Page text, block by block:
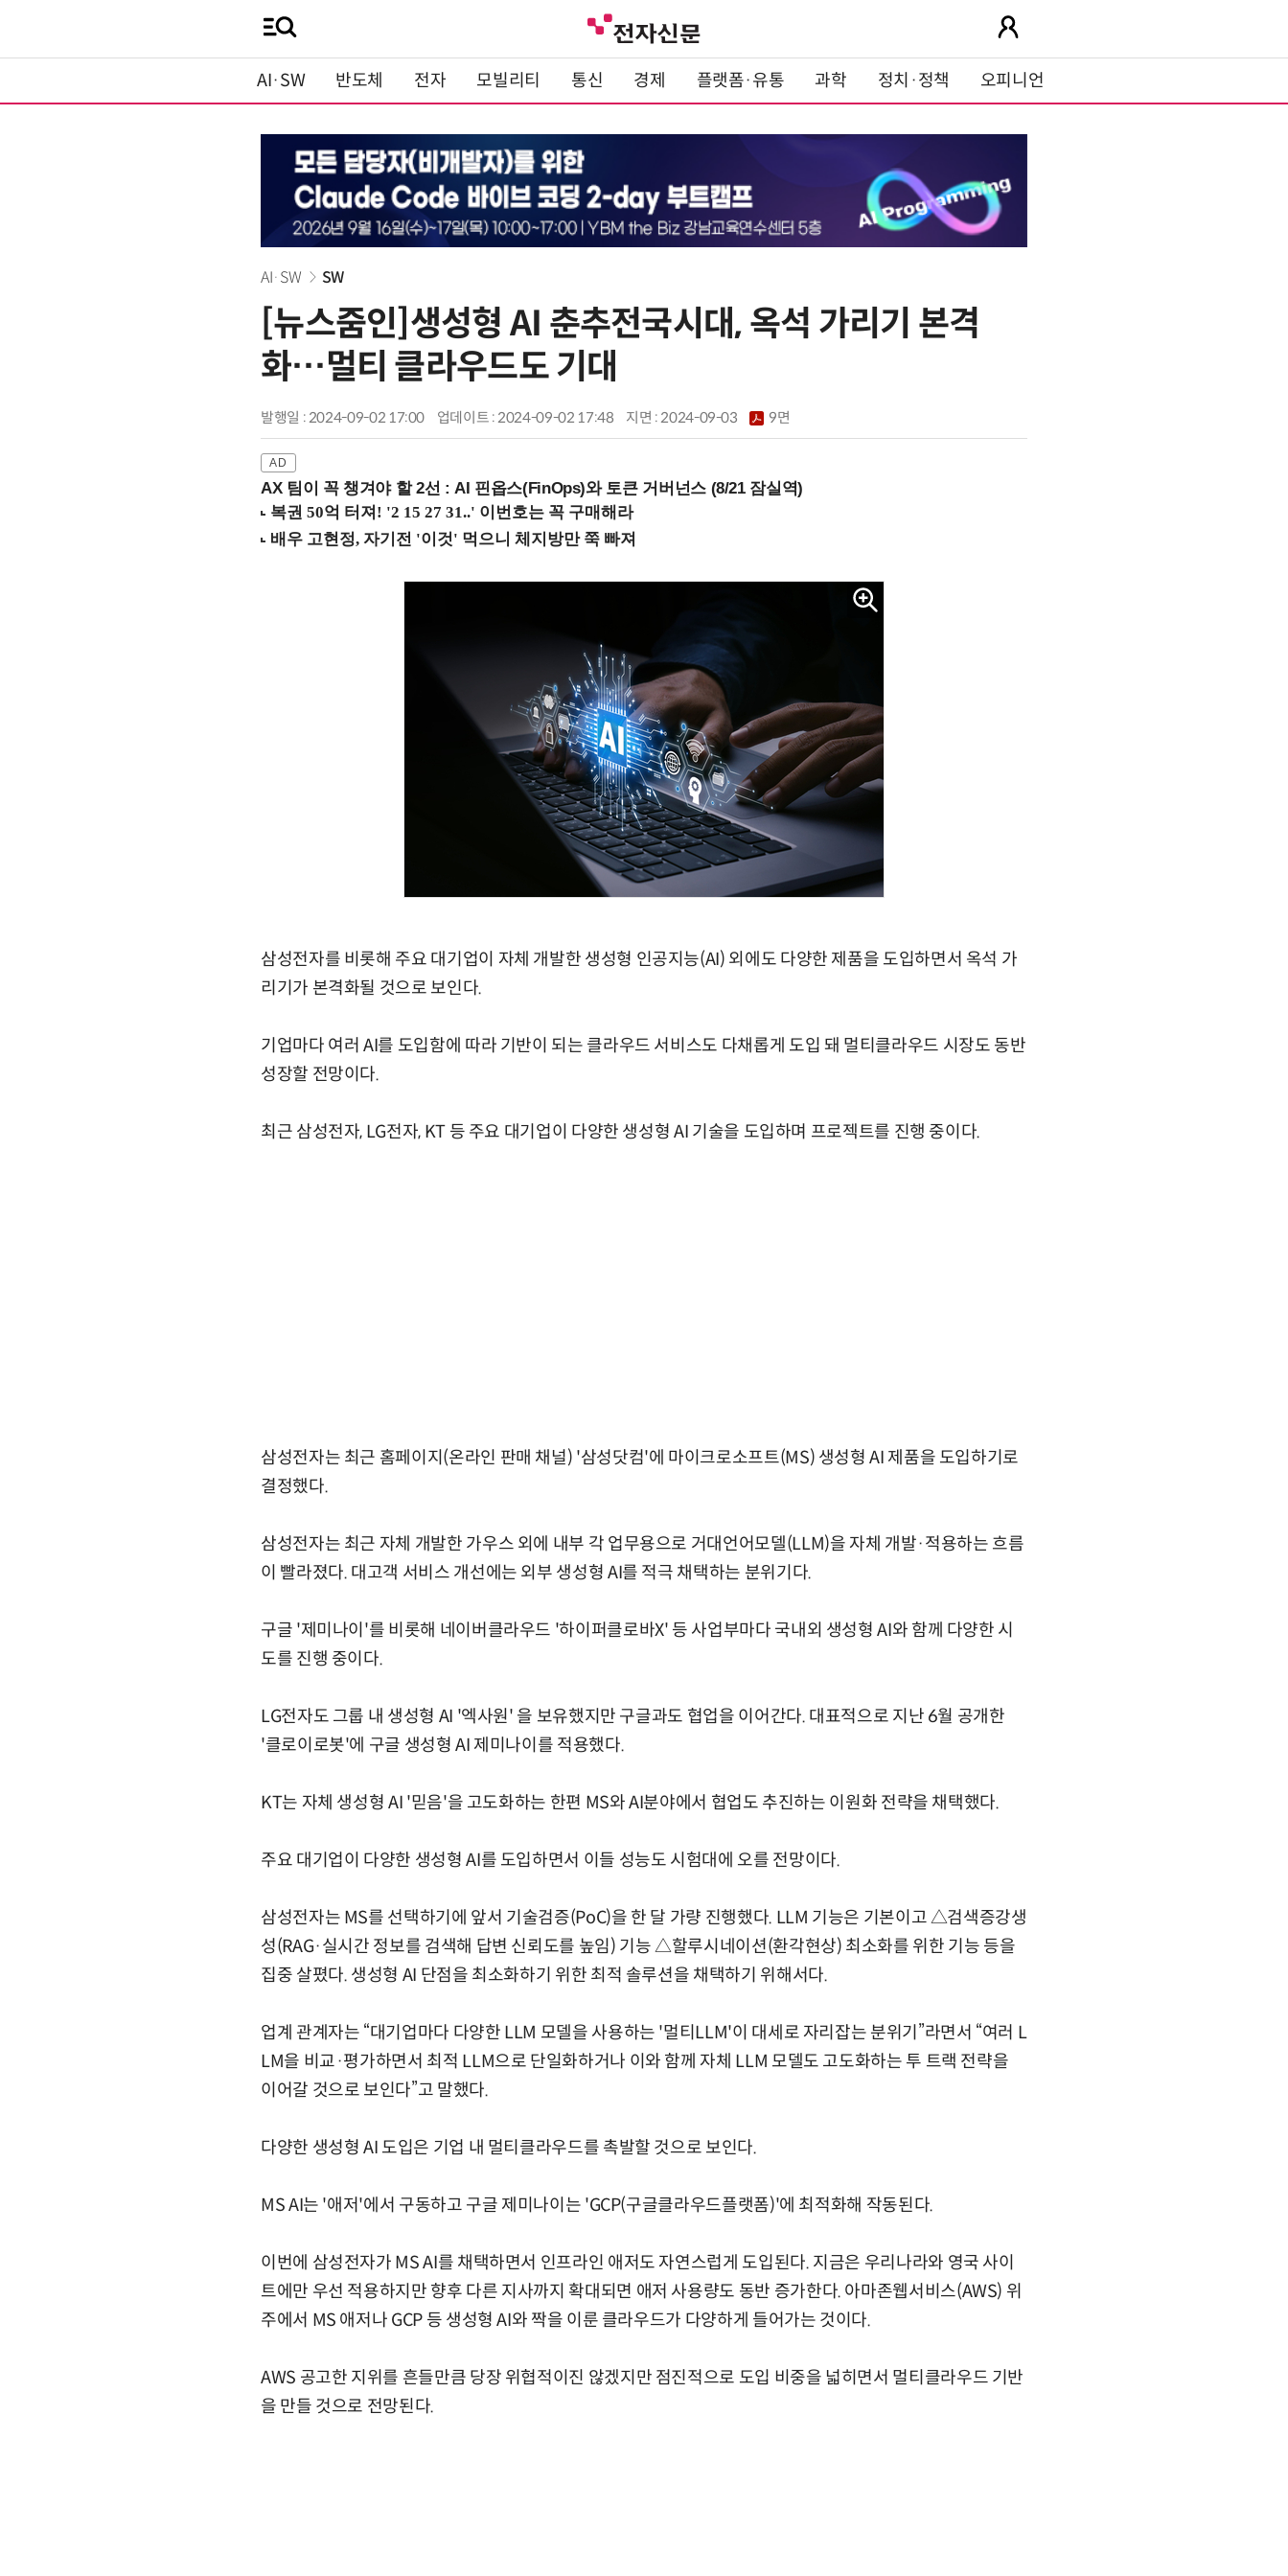
AI·SW 반도체 전자 모빌리티 통신 경제 플랫폼·유통 과학 정치·정책 오피니언
AI·SW SW
[뉴스줌인]생성형 AI 춘추전국시대, 옥석 가리기 본격
화…멀티 클라우드도 기대
발행일 : 2024-09-02 17:00 업데이트 : 2024-09-02 17:48 지면 :2024-09-03 9면
AX 팀이 꼭 챙겨야 할 2선 : AI 핀옵스(FinOps)와 토큰 거버넌스 (8/21 잠실역)
삼성전자를 비롯해 주요 대기업이 자체 개발한 생성형 인공지능(AI) 외에도 다양한 제품을 도입하면서 옥석 가
리기가 본격화될 것으로 보인다.
기업마다 여러 AI를 도입함에 따라 기반이 되는 클라우드 서비스도 다채롭게 도입 돼 멀티클라우드 시장도 동반
성장할 전망이다.
최근 삼성전자, LG전자, KT 등 주요 대기업이 다양한 생성형 AI 기술을 도입하며 프로젝트를 진행 중이다.
삼성전자는 최근 홈페이지(온라인 판매 채널) '삼성닷컴'에 마이크로소프트(MS) 생성형 AI 제품을 도입하기로
결정했다.
삼성전자는 최근 자체 개발한 가우스 외에 내부 각 업무용으로 거대언어모델(LLM)을 자체 개발·적용하는 흐름
이 빨라졌다. 대고객 서비스 개선에는 외부 생성형 AI를 적극 채택하는 분위기다.
구글 '제미나이'를 비롯해 네이버클라우드 '하이퍼클로바X' 등 사업부마다 국내외 생성형 AI와 함께 다양한 시
도를 진행 중이다.
LG전자도 그룹 내 생성형 AI '엑사원' 을 보유했지만 구글과도 협업을 이어간다. 대표적으로 지난 6월 공개한
'클로이로봇'에 구글 생성형 AI 제미나이를 적용했다.
KT는 자체 생성형 AI '믿음'을 고도화하는 한편 MS와 AI분야에서 협업도 추진하는 이원화 전략을 채택했다.
주요 대기업이 다양한 생성형 AI를 도입하면서 이들 성능도 시험대에 오를 전망이다.
삼성전자는 MS를 선택하기에 앞서 기술검증(PoC)을 한 달 가량 진행했다. LLM 기능은 기본이고 △검색증강생
성(RAG·실시간 정보를 검색해 답변 신뢰도를 높임) 기능 △할루시네이션(환각현상) 최소화를 위한 기능 등을
집중 살폈다. 생성형 AI 단점을 최소화하기 위한 최적 솔루션을 채택하기 위해서다.
업계 관계자는 “대기업마다 다양한 LLM 모델을 사용하는 '멀티LLM'이 대세로 자리잡는 분위기”라면서 “여러 L
LM을 비교·평가하면서 최적 LLM으로 단일화하거나 이와 함께 자체 LLM 모델도 고도화하는 투 트랙 전략을
이어갈 것으로 보인다”고 말했다.
다양한 생성형 AI 도입은 기업 내 멀티클라우드를 촉발할 것으로 보인다.
MS AI는 '애저'에서 구동하고 구글 제미나이는 'GCP(구글클라우드플랫폼)'에 최적화해 작동된다.
이번에 삼성전자가 MS AI를 채택하면서 인프라인 애저도 자연스럽게 도입된다. 지금은 우리나라와 영국 사이
트에만 우선 적용하지만 향후 다른 지사까지 확대되면 애저 사용량도 동반 증가한다. 아마존웹서비스(AWS) 위
주에서 MS 애저나 GCP 등 생성형 AI와 짝을 이룬 클라우드가 다양하게 들어가는 것이다.
AWS 공고한 지위를 흔들만큼 당장 위협적이진 않겠지만 점진적으로 도입 비중을 넓히면서 멀티클라우드 기반
을 만들 것으로 전망된다.